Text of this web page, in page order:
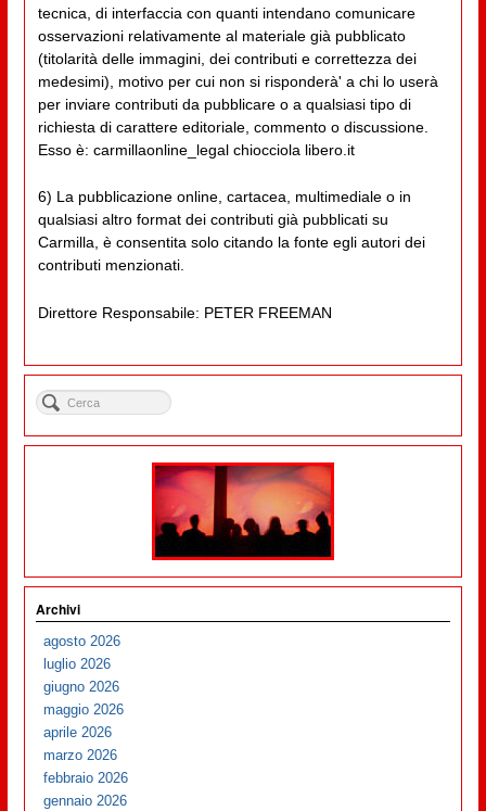
tecnica, di interfaccia con quanti intendano comunicare
osservazioni relativamente al materiale già pubblicato
(titolarità delle immagini, dei contributi e correttezza dei
medesimi), motivo per cui non si risponderà' a chi lo userà
per inviare contributi da pubblicare o a qualsiasi tipo di
richiesta di carattere editoriale, commento o discussione.
Esso è: carmillaonline_legal chiocciola libero.it
6) La pubblicazione online, cartacea, multimediale o in
qualsiasi altro format dei contributi già pubblicati su
Carmilla, è consentita solo citando la fonte egli autori dei
contributi menzionati.
Direttore Responsabile: PETER FREEMAN
Archivi
agosto 2026
luglio 2026
giugno 2026
maggio 2026
aprile 2026
marzo 2026
febbraio 2026
gennaio 2026